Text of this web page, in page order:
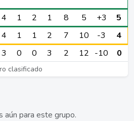
4 1 2 1 8 5 +3 5
4 1 1 2 7 10 -3 4
3 0 0 3 2 12 -10 0
clasificado
aún para este grupo.